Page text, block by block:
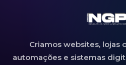
Criamos websites, lojas
automações e sistemas